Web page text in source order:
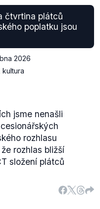
čtvrtina plátců
poplatku jsou
2026
kultura
jsme nenašli
rozhlasu
rozhlas bližší
složení plátců